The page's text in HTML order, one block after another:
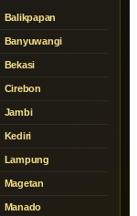
Balikpapan
Banyuwangi
Bekasi
Cirebon
Jambi
Kediri
Lampung
Magetan
Manado